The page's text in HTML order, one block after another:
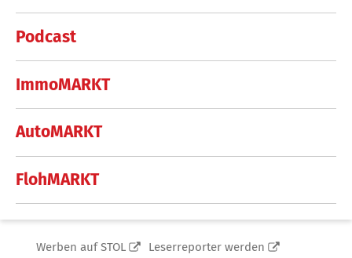
Podcast
ImmoMARKT
AutoMARKT
FlohMARKT
Werben auf STOL
Leserreporter werden